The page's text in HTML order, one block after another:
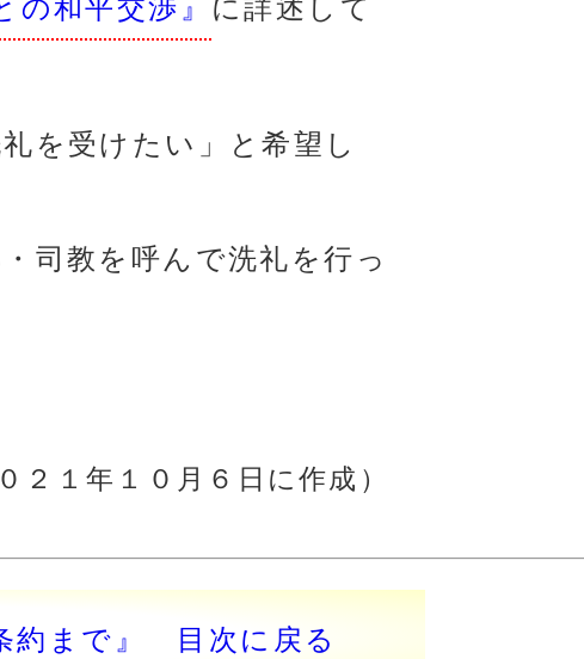
を受けたい」と希望し
司教を呼んで洗礼を行っ
０２１年１０月６日に作成）
約まで』 目次に戻る